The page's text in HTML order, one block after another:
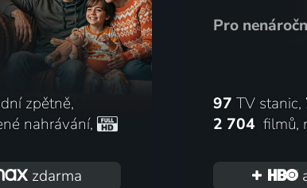
dní zpětně,
nahrávání,
zdarma
Pro
97 TV stanic,
2 704 filmů,